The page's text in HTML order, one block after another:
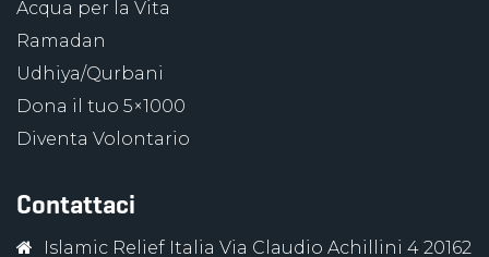
Acqua per la Vita
Ramadan
Udhiya/Qurbani
Dona il tuo 5×1000
Diventa Volontario
Contattaci
Islamic Relief Italia Via Claudio Achillini 4 20162